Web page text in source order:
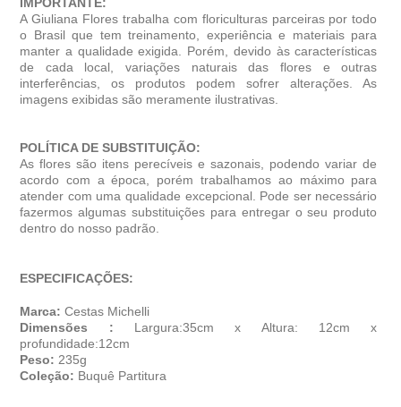
A Giuliana Flores trabalha com floriculturas parceiras por todo
o Brasil que tem treinamento, experiência e materiais para
manter a qualidade exigida. Porém, devido às características
de cada local, variações naturais das flores e outras
interferências, os produtos podem sofrer alterações. As
imagens exibidas são meramente ilustrativas.
POLÍTICA DE SUBSTITUIÇÃO:
As flores são itens perecíveis e sazonais, podendo variar de
acordo com a época, porém trabalhamos ao máximo para
atender com uma qualidade excepcional. Pode ser necessário
fazermos algumas substituições para entregar o seu produto
dentro do nosso padrão.
ESPECIFICAÇÕES:
Marca: Cestas Michelli
Dimensões : Largura:35cm x Altura: 12cm x
profundidade:12cm
Peso: 235g
Coleção: Buquê Partitura